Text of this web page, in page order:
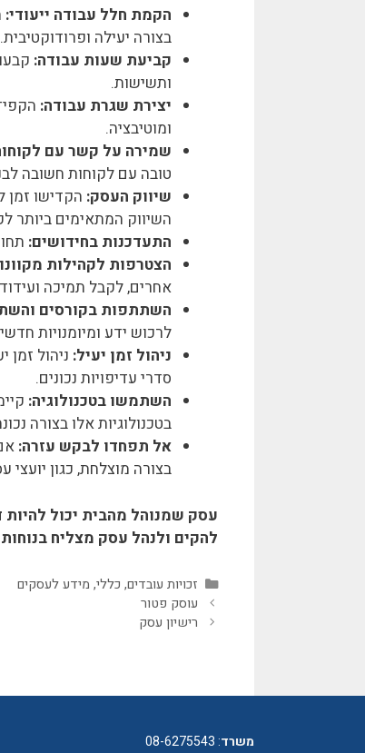
הקמת חלל עבודה ייעודי:
בצורה יעילה ופרודוקטיבית.
קביעת שעות עבודה:
ותשישות.
יצירת שגרת עבודה:
ומוטיבציה.
שמירה על קשר עם
טובה עם לקוחות חשובה
שיווק העסק: הקדישו זמן
השיווק המתאימים ביותר
התעדכנות בחידושים:
הצטרפות לקהילות
אחרים, לקבל תמיכה
השתתפות בקורסים
לרכוש ידע ומיומנויות
ניהול זמן יעיל: ניהול
סדרי עדיפויות נכונים.
השתמשו בטכנולוגיה:
בטכנולוגיות אלו בצורה
אל תפחדו לבקש עזרה:
בצורה מוצלחת, כגון יועצי
עסק שמנוהל מהבית יכול להיות
להקים ולנהל עסק מצליח
קטגוריות
זכויות עובדים, כללי, מידע לעסקים
עוסק פטור
רישיון עסק
משרד:
08-6275543